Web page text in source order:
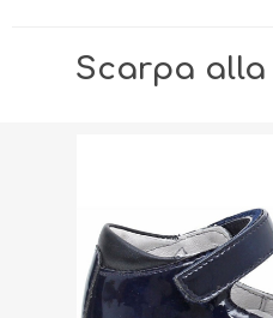
Scarpa alla